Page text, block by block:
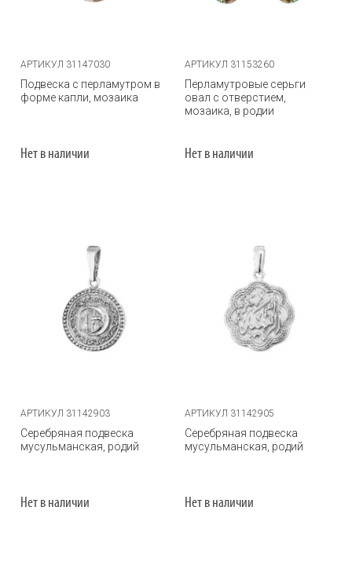
АРТИКУЛ 31147030
Подвеска с перламутром в
форме капли, мозаика
Нет в наличии
АРТИКУЛ 31153260
Перламутровые серьги
овал с отверстием,
мозаика, в родии
Нет в наличии
АРТИКУЛ 31142903
Серебряная подвеска
мусульманская, родий
Нет в наличии
АРТИКУЛ 31142905
Серебряная подвеска
мусульманская, родий
Нет в наличии